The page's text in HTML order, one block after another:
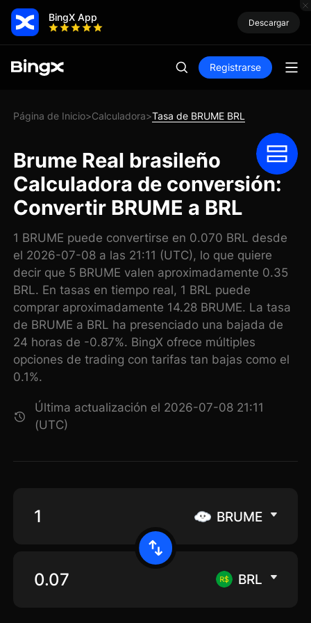
BingX App Descargar
Registrarse
Página de Inicio>Calculadora>Tasa de BRUME BRL
Brume Real brasileño
Calculadora de conversión:
Convertir BRUME a BRL
1 BRUME puede convertirse en 0.070 BRL desde
el 2026-07-08 a las 21:11 (UTC), lo que quiere
decir que 5 BRUME valen aproximadamente 0.35
BRL. En tasas en tiempo real, 1 BRL puede
comprar aproximadamente 14.28 BRUME. La tasa
de BRUME a BRL ha presenciado una bajada de
24 horas de -0.87%. BingX ofrece múltiples
opciones de trading con tarifas tan bajas como el
0.1%.
Última actualización el 2026-07-08 21:11
(UTC)
BRUME
BRL